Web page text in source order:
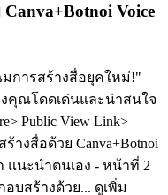
Voice
การสร้างสื่อยุคใหม่!"
งคุณโดดเด่นและน่าสนใจ
Public View Link>
งสื่อด้วย Canva+Botnoi
แนะนำตนเอง - หน้าที่ 2
อบสร้างด้วย... ดูเพิ่ม